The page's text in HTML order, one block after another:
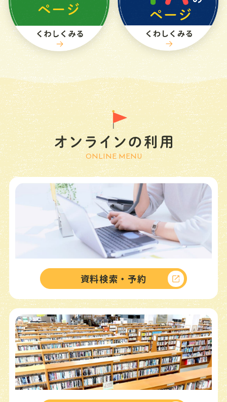
マイページ
かんたん検索
新着資料情報
栃木県内図書館横断検索
お知らせ NEWS
イベント EVENT
カレンダー CALENDAR
施設案内 FACILITY
ご利用案内 GUIDE
ハンディキャップ・サービス（本館）
こどものページ CHILD
YAのページ（ヤングアダルト） YOUNG ADULT
よくある質問 FAQ
ピックアップ PICK UP
ONLINE MENU
資料検索・予約